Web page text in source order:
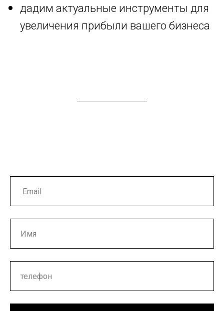
дадим актуальные инструменты для
увеличения прибыли вашего бизнеса